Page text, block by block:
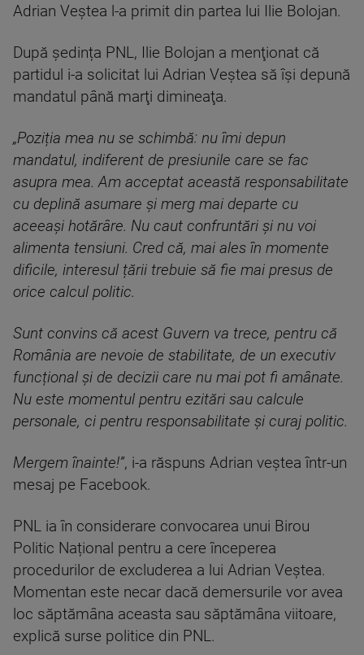
Adrian Veștea l-a primit din partea lui Ilie Bolojan.
După ședința PNL, Ilie Bolojan a menţionat că
partidul i-a solicitat lui Adrian Veştea să îşi depună
mandatul până marţi dimineaţa.
„Poziția mea nu se schimbă: nu îmi depun
mandatul, indiferent de presiunile care se fac
asupra mea. Am acceptat această responsabilitate
cu deplină asumare și merg mai departe cu
aceeași hotărâre. Nu caut confruntări și nu voi
alimenta tensiuni. Cred că, mai ales în momente
dificile, interesul țării trebuie să fie mai presus de
orice calcul politic.
Sunt convins că acest Guvern va trece, pentru că
România are nevoie de stabilitate, de un executiv
funcțional și de decizii care nu mai pot fi amânate.
Nu este momentul pentru ezitări sau calcule
personale, ci pentru responsabilitate și curaj politic.
Mergem înainte!”, i-a răspuns Adrian veștea într-un
mesaj pe Facebook.
PNL ia în considerare convocarea unui Birou
Politic Național pentru a cere începerea
procedurilor de excluderea a lui Adrian Veștea.
Momentan este necar dacă demersurile vor avea
loc săptămâna aceasta sau săptămâna viitoare,
explică surse politice din PNL.